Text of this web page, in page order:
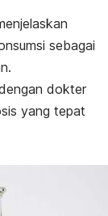
sebagai
dokter
yang tepat